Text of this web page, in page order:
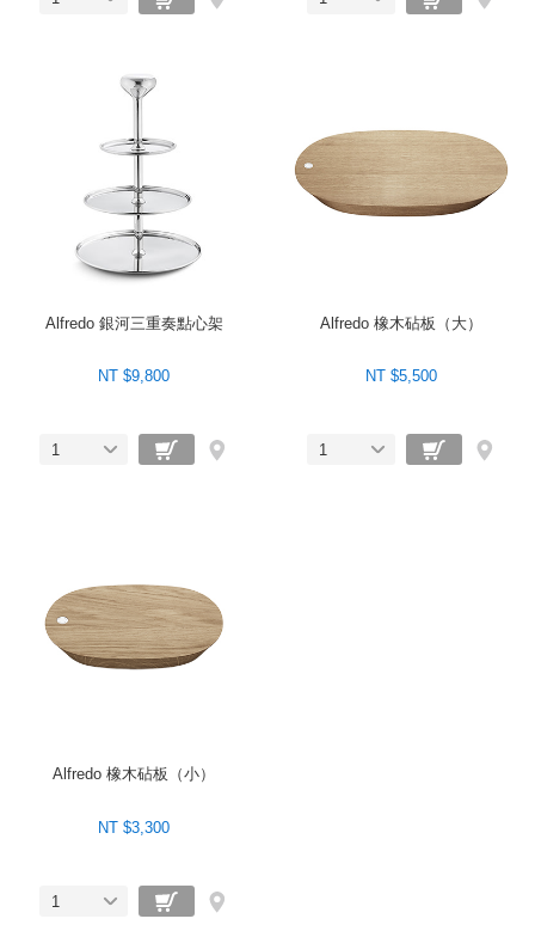
Alfredo 銀河三重奏點心架
NT $9,800
1
Alfredo 橡木砧板（大）
NT $5,500
1
Alfredo 橡木砧板（小）
NT $3,300
1